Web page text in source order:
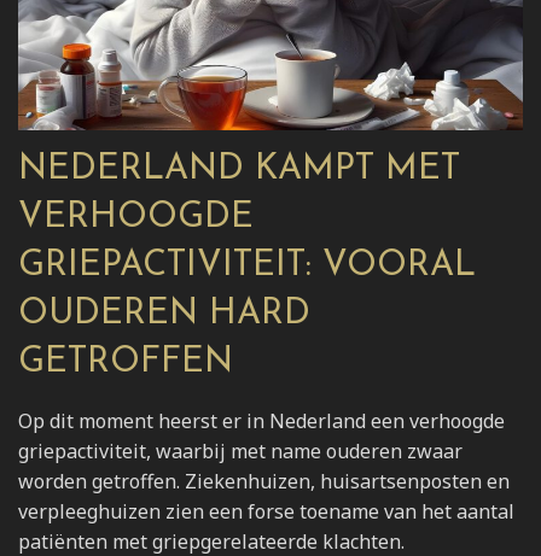
NEDERLAND KAMPT MET
VERHOOGDE
GRIEPACTIVITEIT: VOORAL
OUDEREN HARD
GETROFFEN
Op dit moment heerst er in Nederland een verhoogde
griepactiviteit, waarbij met name ouderen zwaar
worden getroffen. Ziekenhuizen, huisartsenposten en
verpleeghuizen zien een forse toename van het aantal
patiënten met griepgerelateerde klachten.